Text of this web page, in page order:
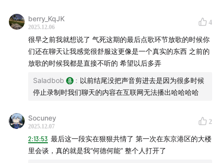
berry_KqJK
2025.12.06
4
很早之前我就想说了 气死这期的最后点歌环节放歌的时候你
们还在聊天让我感觉很舒服这更像是一个真实的东西 之前的
放歌的时候我都是直接不听的 希望以后多弄
Saladbob : 以前结尾没把声音剪进去是因为很多时候
停止录制时我们聊天的内容在互联网无法播出哈哈哈哈
Socuney
2025.12.07
2
2:13:53 最后这一段实在狠狠共情了 第一次在东京港区的大楼
里会谈，真的就是我“何德何能” 整个人打开了